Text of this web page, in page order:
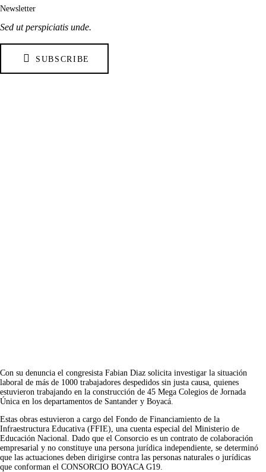
Newsletter
Sed ut perspiciatis unde.
SUBSCRIBE
Con su denuncia el congresista Fabian Diaz solicita investigar la situación
laboral de más de 1000 trabajadores despedidos sin justa causa, quienes
estuvieron trabajando en la construcción de 45 Mega Colegios de Jornada
Única en los departamentos de Santander y Boyacá.
Estas obras estuvieron a cargo del Fondo de Financiamiento de la
Infraestructura Educativa (FFIE), una cuenta especial del Ministerio de
Educación Nacional. Dado que el Consorcio es un contrato de colaboración
empresarial y no constituye una persona jurídica independiente, se determinó
que las actuaciones deben dirigirse contra las personas naturales o jurídicas
que conforman el CONSORCIO BOYACA G19.